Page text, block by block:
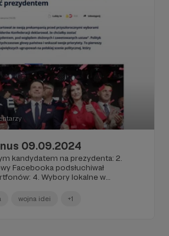
09.09.2024
kandydatem na prezydenta: 2.
Facebooka podsłuchiwał
4. Wybory lokalne w
amunicję dla Ukrainy): 6. PKP
w prokuraturze na Jacka
wojna idei +1